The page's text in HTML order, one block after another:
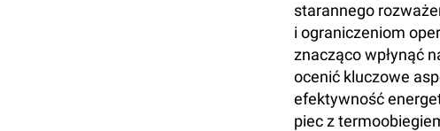
starannego
i ograniczeniom
znacząco wpłynąć
ocenić kluczowe
efektywność
piec z